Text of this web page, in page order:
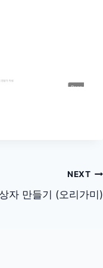
NEXT
자 만들기 (오리가미)